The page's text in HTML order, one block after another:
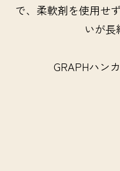
で、柔軟剤を使用せ
いが長
GRAPHハン